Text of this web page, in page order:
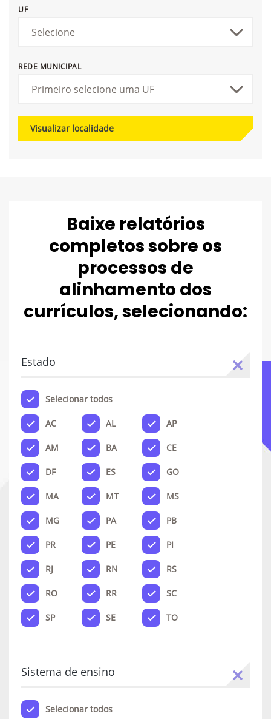
UF
REDE MUNICIPAL
Visualizar localidade
Baixe relatórios
completos sobre os
processos de
alinhamento dos
currículos, selecionando:
Estado
Selecionar todos
AC AL AP
AM BA CE
DF ES GO
MA MT MS
MG PA PB
PR PE PI
RJ RN RS
RO RR SC
SP SE TO
Sistema de ensino
Selecionar todos